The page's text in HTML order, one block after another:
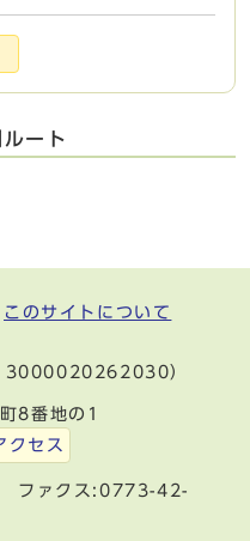
ート
このサイトについて
3000020262030）
8番地の1
クセス
ファクス:0773-42-